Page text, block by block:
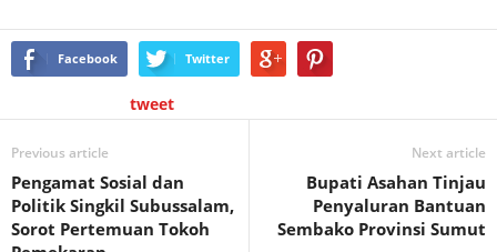
Facebook Twitter
tweet
Previous article
Pengamat Sosial dan
Politik Singkil Subussalam,
Sorot Pertemuan Tokoh
Next article
Bupati Asahan Tinjau
Penyaluran Bantuan
Sembako Provinsi Sumut